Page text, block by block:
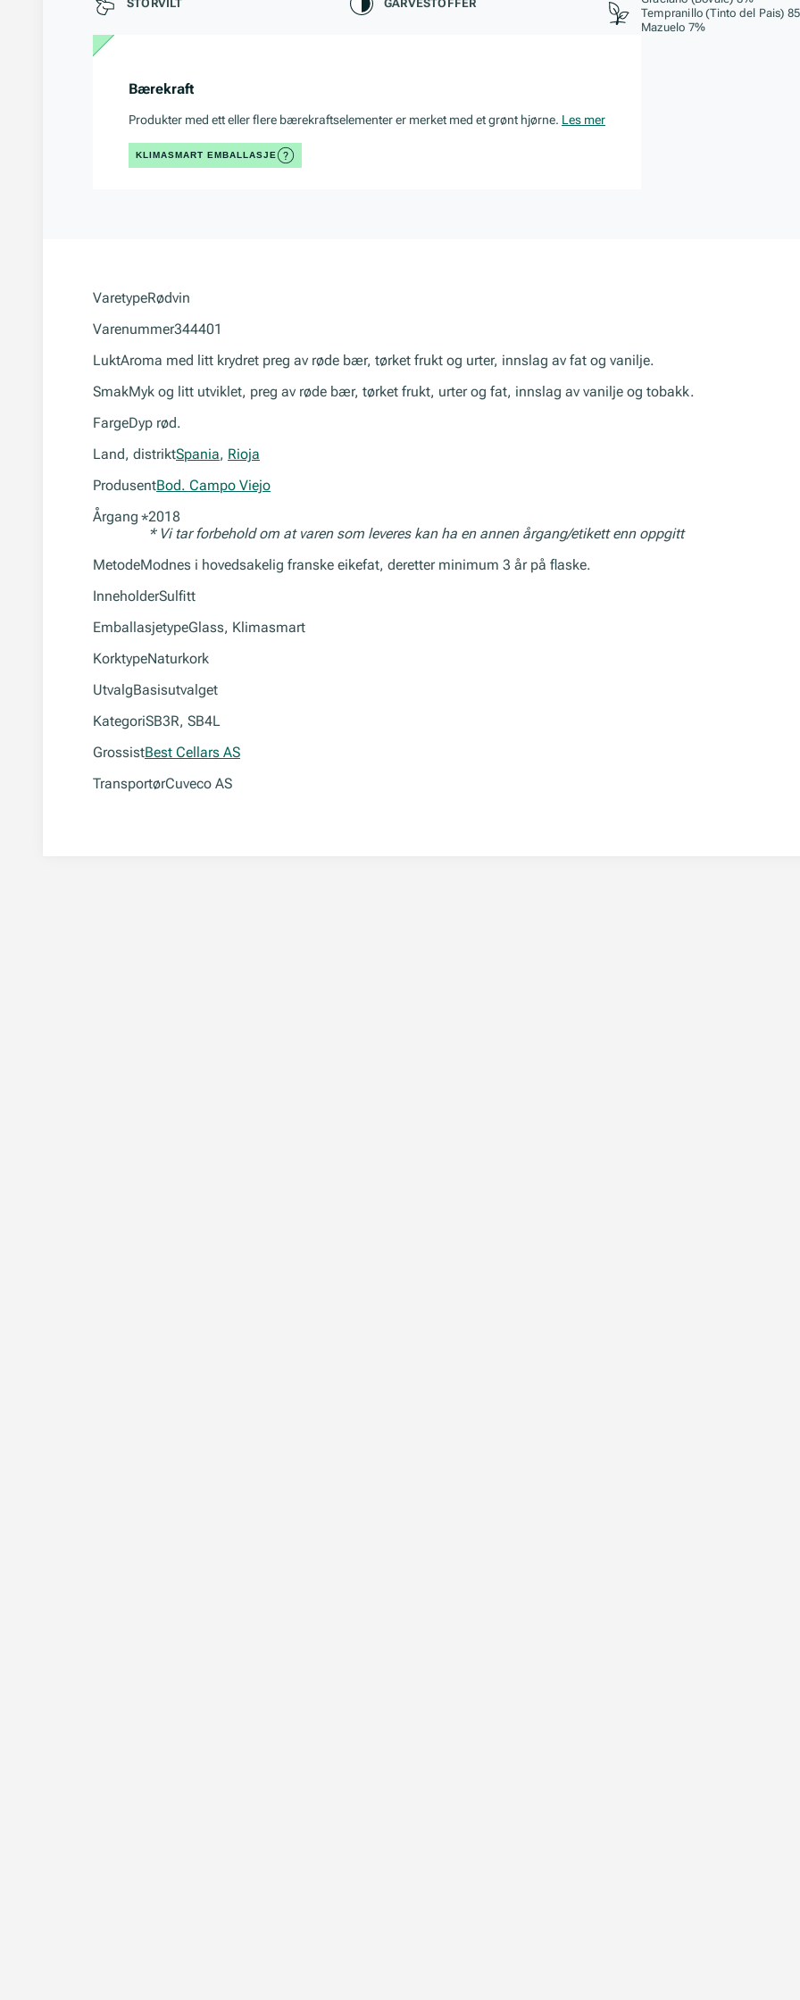
STORVILT
GARVESTOFFER
Tempranillo (Tinto del Pais)
Mazuelo 7%
Bærekraft
Produkter med ett eller flere bærekraftselementer er merket med et grønt hjørne. Les mer
KLIMASMART EMBALLASJE
VaretypeRødvin
Varenummer344401
LuktAroma med litt krydret preg av røde bær, tørket frukt og urter, innslag av fat og vanilje.
SmakMyk og litt utviklet, preg av røde bær, tørket frukt, urter og fat, innslag av vanilje og tobakk.
FargeDyp rød.
Land, distriktSpania, Rioja
ProdusentBod. Campo Viejo
Årgang *2018
* Vi tar forbehold om at varen som leveres kan ha en annen årgang/etikett enn oppgitt
MetodeModnes i hovedsakelig franske eikefat, deretter minimum 3 år på flaske.
InneholderSulfitt
EmballasjetypeGlass, Klimasmart
KorktypeNaturkork
UtvalgBasisutvalget
KategoriSB3R, SB4L
GrossistBest Cellars AS
TransportørCuveco AS